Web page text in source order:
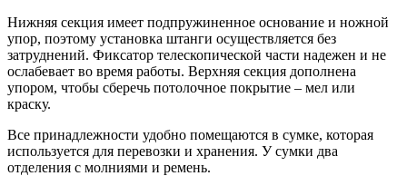
Нижняя секция имеет подпружиненное основание и ножной
упор, поэтому установка штанги осуществляется без
затруднений. Фиксатор телескопической части надежен и не
ослабевает во время работы. Верхняя секция дополнена
упором, чтобы сберечь потолочное покрытие – мел или
краску.
Все принадлежности удобно помещаются в сумке, которая
используется для перевозки и хранения. У сумки два
отделения с молниями и ремень.